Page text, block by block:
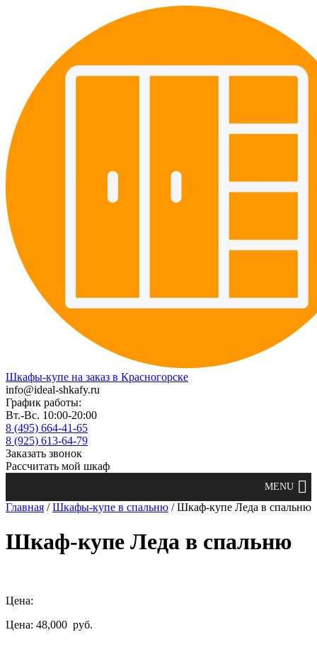
Шкафы-купе на заказ в Красногорске
info@ideal-shkafy.ru
График работы:
Вт.-Вс. 10:00-20:00
8 (495) 664-41-65
8 (925) 613-64-79
Заказать звонок
Рассчитать мой шкаф
Главная /Шкафы-купе в спальню / Шкаф-купе Леда в спальню
Шкаф-купе Леда в спальню
Цена:
Цена: 48,000 руб.